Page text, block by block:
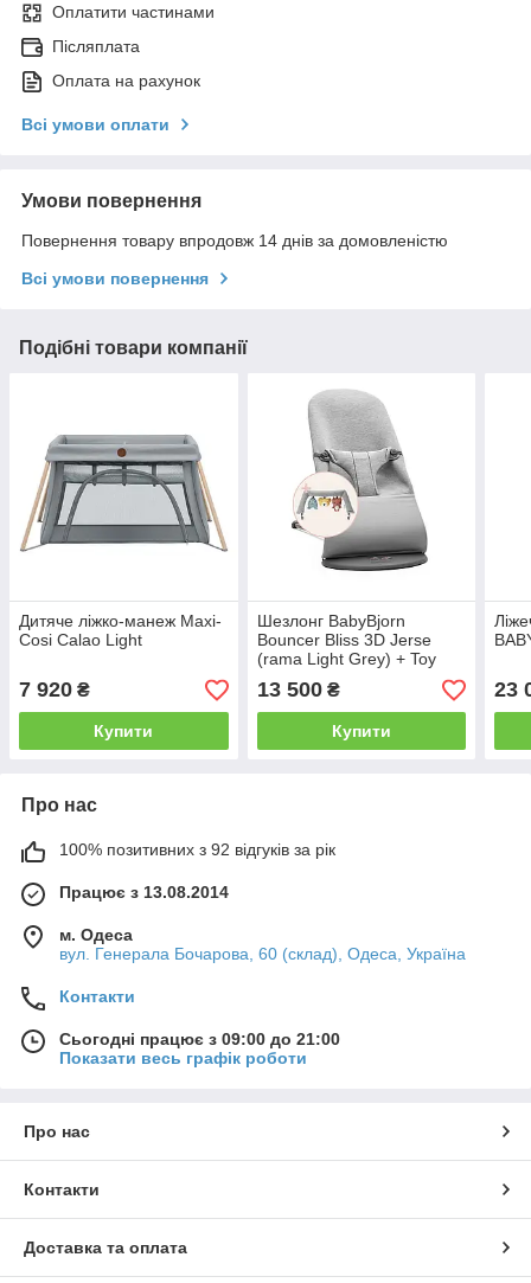
Оплатити частинами
Післяплата
Оплата на рахунок
Всі умови оплати
Умови повернення
Повернення товару впродовж 14 днів за домовленістю
Всі умови повернення
Подібні товари компанії
Дитяче ліжко-манеж Maxi-
Cosi Calao Light
7 920 ₴
Купити
Шезлонг BabyBjorn
Bouncer Bliss 3D Jerse
(rama Light Grey) + Toy
Soft Friends
13 500₴
Купити
23
Про нас
100% позитивних з 92 відгуків за рік
Працює з 13.08.2014
м. Одеса
вул. Генерала Бочарова, 60 (склад), Одеса, Україна
Контакти
Сьогодні працює з 09:00 до 21:00
Показати весь графік роботи
Про нас
Контакти
Доставка та оплата